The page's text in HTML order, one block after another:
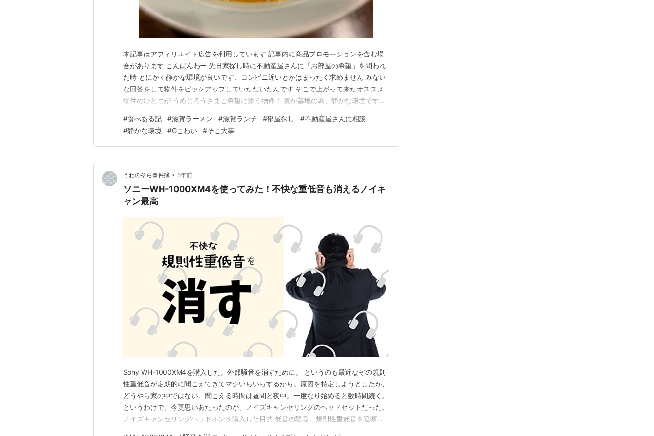
本記事はアフィリエイト広告を利用しています 記事内に商品プロモーションを含む場
合があります こんばんわー 先日家探し時に不動産屋さんに「お部屋の希望」を問われ
た時 とにかく静かな環境が良いです、コンビニ近いとかはまったく求めません みない
な回答をして物件をピックアップしていただいたんです そこで上がって来たオススメ
物件のひとつが うめじろうさまご希望に添う物件！ 裏が墓地の為、静かな環境です！
かであっても私全然気にならないし･･おっしゃる通り静かな環境なら望むところではあ
りますけれども･･ 「墓地裏だから…
#食べある記 #滋賀ラーメン #滋賀ランチ #部屋探し #不動産屋さんに相談
#静かな環境 #Gこわい #そこ大事
うわのそら事件簿 • 5年前
ソニーWH-1000XM4を使ってみた！不快な重低音も消えるノイキ
ャン最高
Sony WH-1000XM4を購入した。外部騒音を消すために。 というのも最近なぞの規則
性重低音が定期的に聞こえてきてマジいらいらするから。原因を特定しようとしたが、
どうやら家の中ではない。聞こえる時間は昼間と夜中。一度なり始めると数時間続く。
というわけで、今更思いあたったのが、ノイズキャンセリングのヘッドセットだった。
ノイズキャンセリングヘッドホンを購入した目的 低音の騒音、規則性重低音を遮断す